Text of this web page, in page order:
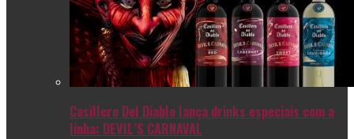
Casillero Del Diablo lança drinks especiais com a
linha: DEVIL’S CARNAVAL